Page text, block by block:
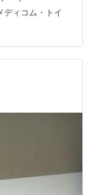
送中に聞い
」という番
ることが多か
に決めた夢を叶
」がいた。その
ぎり1000…
ディコム・トイ